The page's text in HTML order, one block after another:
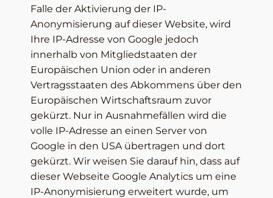
Falle der Aktivierung der IP-
Anonymisierung auf dieser Website, wird
Ihre IP-Adresse von Google jedoch
innerhalb von Mitgliedstaaten der
Europäischen Union oder in anderen
Vertragsstaaten des Abkommens über den
Europäischen Wirtschaftsraum zuvor
gekürzt. Nur in Ausnahmefällen wird die
volle IP-Adresse an einen Server von
Google in den USA übertragen und dort
gekürzt. Wir weisen Sie darauf hin, dass auf
dieser Webseite Google Analytics um eine
IP-Anonymisierung erweitert wurde, um